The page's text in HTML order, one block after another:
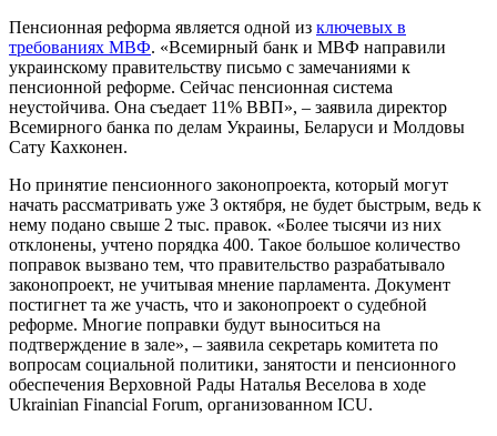
Пенсионная реформа является одной из ключевых в
требованиях МВФ. «Всемирный банк и МВФ направили
украинскому правительству письмо с замечаниями к
пенсионной реформе. Сейчас пенсионная система
неустойчива. Она съедает 11% ВВП», – заявила директор
Всемирного банка по делам Украины, Беларуси и Молдовы
Сату Кахконен.
Но принятие пенсионного законопроекта, который могут
начать рассматривать уже 3 октября, не будет быстрым, ведь к
нему подано свыше 2 тыс. правок. «Более тысячи из них
отклонены, учтено порядка 400. Такое большое количество
поправок вызвано тем, что правительство разрабатывало
законопроект, не учитывая мнение парламента. Документ
постигнет та же участь, что и законопроект о судебной
реформе. Многие поправки будут выноситься на
подтверждение в зале», – заявила секретарь комитета по
вопросам социальной политики, занятости и пенсионного
обеспечения Верховной Рады Наталья Веселова в ходе
Ukrainian Financial Forum, организованном ICU.